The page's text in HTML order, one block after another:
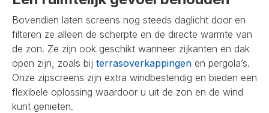
Bovendien laten screens nog steeds daglicht door en
filteren ze alleen de scherpte en de directe warmte van
de zon. Ze zijn ook geschikt wanneer zijkanten en dak
open zijn, zoals bij terrasoverkappingen en pergola’s.
Onze zipscreens zijn extra windbestendig en bieden een
flexibele oplossing waardoor u uit de zon en de wind
kunt genieten.